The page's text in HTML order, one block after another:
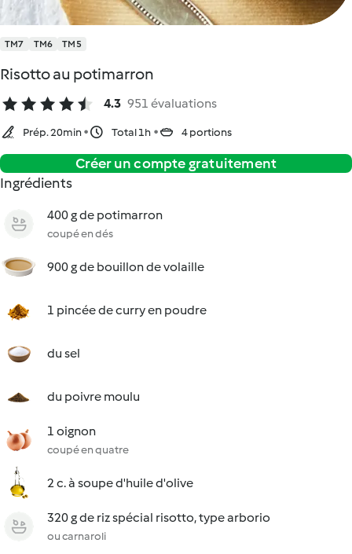
TM7 TM6 TM5
Risotto au potimarron
4.3 951 évaluations
Prép. 20min Total 1h 4 portions
Créer un compte gratuitement
Ingrédients
400 g de potimarron
coupé en dés
900 g de bouillon de volaille
1 pincée de curry en poudre
du sel
du poivre moulu
1 oignon
coupé en quatre
2 c. à soupe d'huile d'olive
320 g de riz spécial risotto, type arborio
ou carnaroli